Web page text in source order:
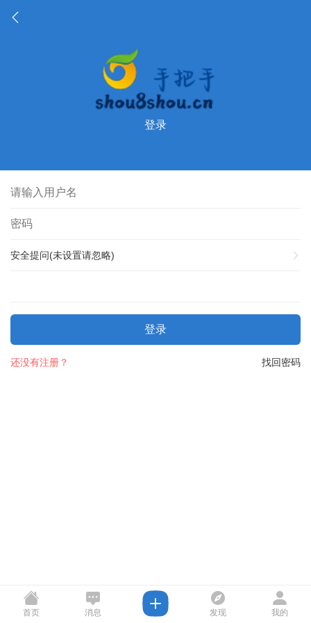
登录
安全提问(未设置请忽略)
登录
找回密码
还没有注册？
首页 消息 发现 我的